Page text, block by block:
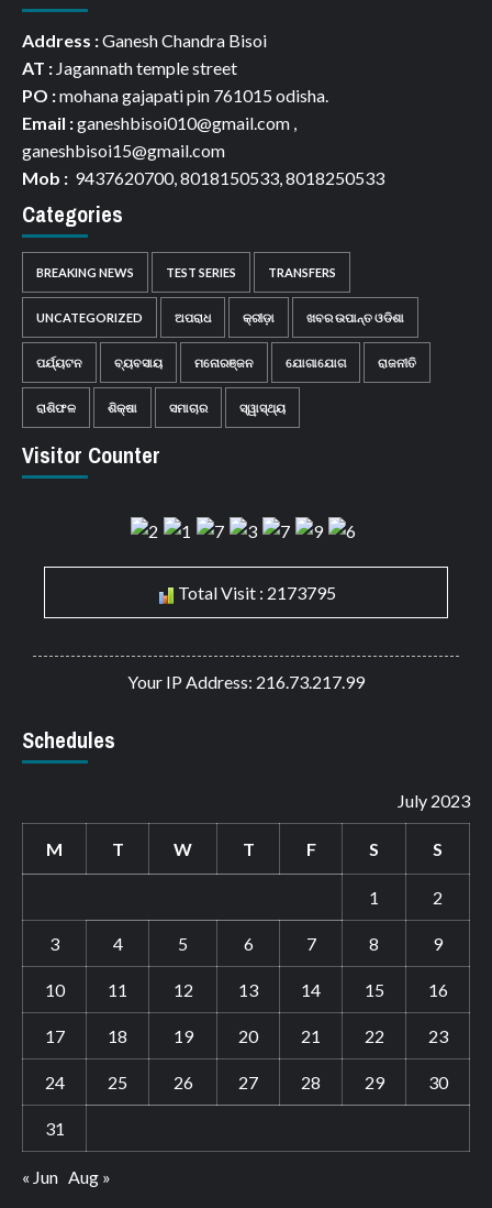
Address :Ganesh Chandra Bisoi
AT : Jagannath temple street
PO :mohana gajapati pin 761015 odisha.
Email :ganeshbisoi010@gmail.com ,
ganeshbisoi15@gmail.com
Mob : 9437620700, 8018150533, 8018250533
Categories
BREAKING NEWS TEST SERIES TRANSFERS
UNCATEGORIZED ଅପରାଧ କ୍ରୀଡ଼ା ଖବର ଉପାନ୍ତ ଓଡିଶା
ପର୍ଯ୍ୟଟନ ବ୍ୟବସାୟ ମନୋରଞ୍ଜନ ଯୋଗାଯୋଗ ରାଜନୀତି
ରାଶିଫଳ ଶିକ୍ଷା ସମାଚାର ସ୍ୱାସ୍ଥ୍ୟ
Visitor Counter
Total Visit : 2173795
Your IP Address: 216.73.217.99
Schedules
July 2023
M T W T F S S
1 2
3 4 5 6 7 8 9
10 11 12 13 14 15 16
17 18 19 20 21 22 23
24 25 26 27 28 29 30
31
« Jun Aug »